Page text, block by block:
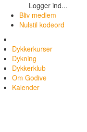
Logger ind...
Bliv medlem
Nulstil kodeord
Dykkerkurser
Dykning
Dykkerklub
Om Godive
Kalender